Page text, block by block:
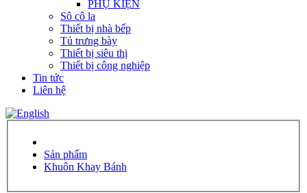
PHỤ KIỆN
Sô cô la
Thiết bị nhà bếp
Tủ trưng bày
Thiết bị siêu thị
Thiết bị công nghiệp
Tin tức
Liên hệ
Sản phẩm
Khuôn Khay Bánh